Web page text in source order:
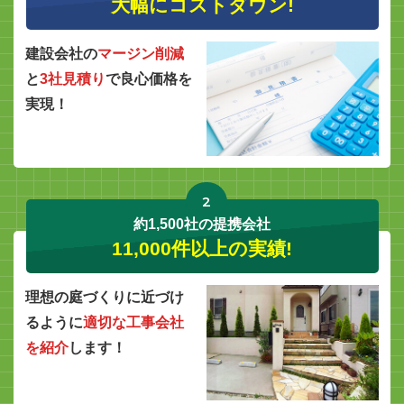
大幅にコストダウン!
建設会社のマージン削減
と3社見積りで良心価格を
実現！
2
約1,500社の提携会社
11,000件以上の実績!
理想の庭づくりに近づけ
るように適切な工事会社
を紹介します！